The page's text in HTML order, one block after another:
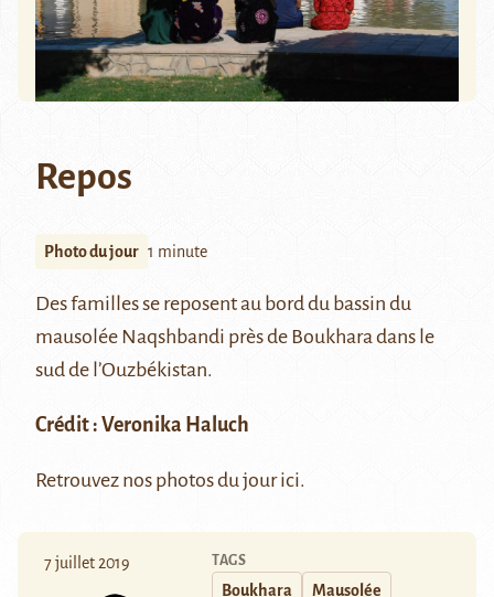
Repos
Photo du jour 1 minute
Des familles se reposent au bord du bassin du
mausolée Naqshbandi près de Boukharadans le
sud de l’Ouzbékistan.
Crédit : Veronika Haluch
Retrouvez nos photos du jourici.
7 juillet 2019 TAGS
Boukhara Mausolée